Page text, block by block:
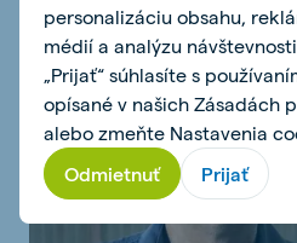
personalizáciu obsahu,
médií a analýzu
„Prijať“ súhlasíte s
opísané v našich Zásadách
alebo zmeňte Nastavenia
Odmietnuť
Prijať